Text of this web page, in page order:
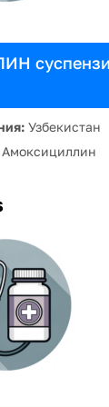
Узбекистан
Амоксициллин